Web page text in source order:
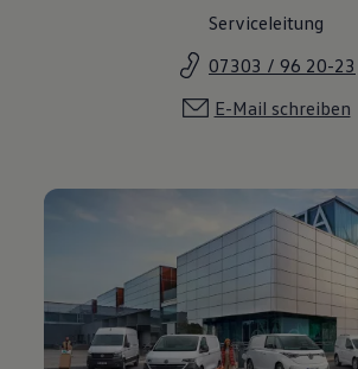
Serviceleitung
07303 / 96 20-23
E-Mail schreiben